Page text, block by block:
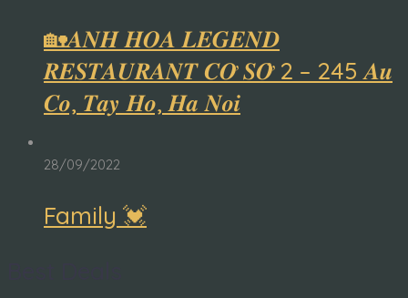
🏡𝑨𝑵𝑯 𝑯𝑶𝑨 𝑳𝑬𝑮𝑬𝑵𝑫
𝑹𝑬𝑺𝑻𝑨𝑼𝑹𝑨𝑵𝑻 𝑪𝑶̛ 𝑺𝑶̛̉ 2 – 245 𝑨𝒖
𝑪𝒐, 𝑻𝒂𝒚 𝑯𝒐, 𝑯𝒂 𝑵𝒐𝒊
28/09/2022
Family 💓